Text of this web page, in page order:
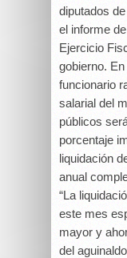
diputados
el informe
Ejercicio
gobierno.
funcionario
salarial del
públicos
porcentaje
liquidación
anual
“La
este mes
mayor y
del